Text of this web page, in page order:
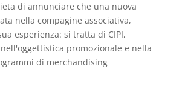
di annunciare che una nuova
nella compagine associativa,
esperienza: si tratta di CIPI,
promozionale e nella
di merchandising